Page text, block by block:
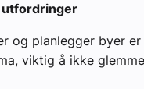
utfordringer
og planlegger byer
viktig å ikke